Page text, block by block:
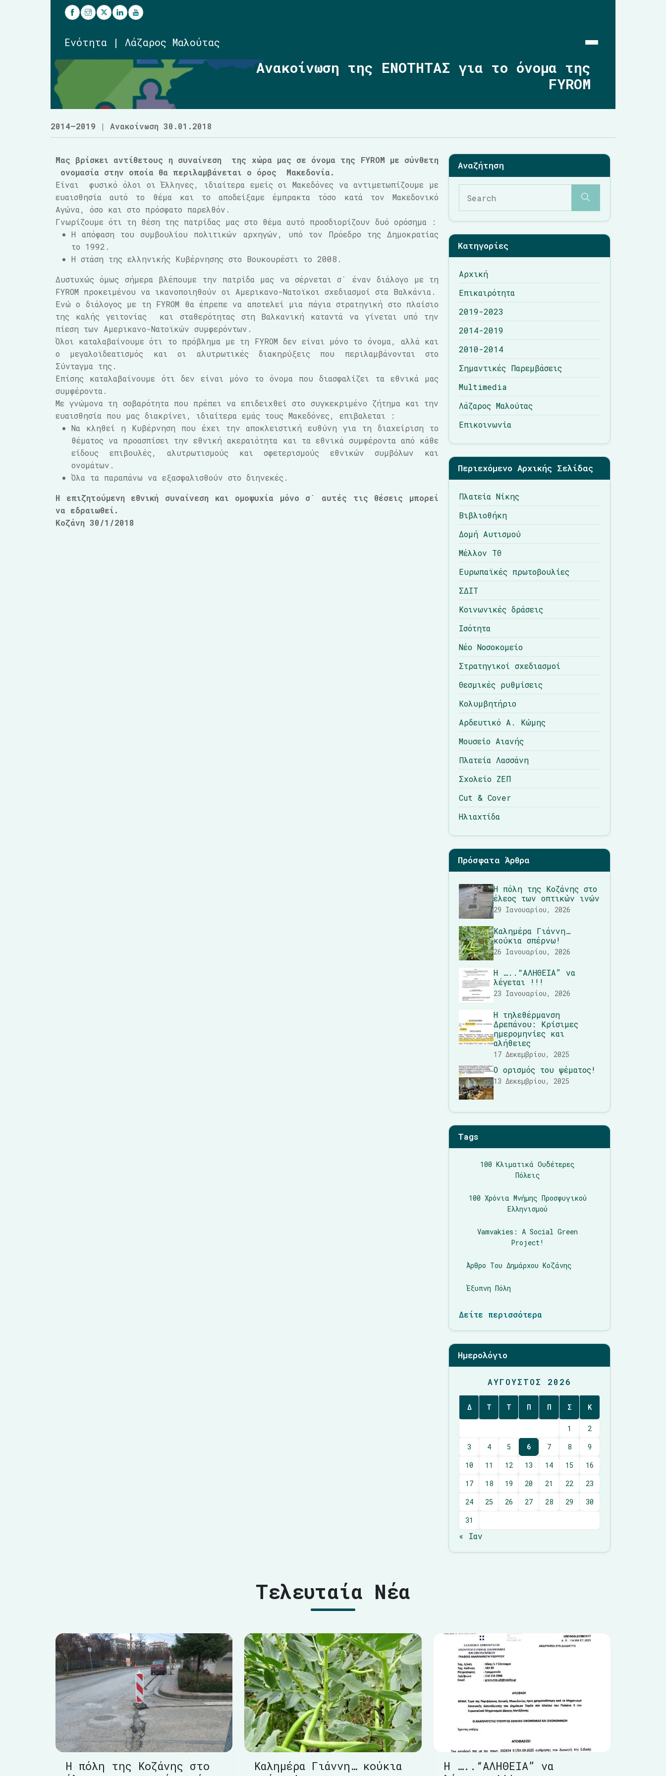
Ενότητα | Λάζαρος Μαλούτας
2019-2023
2014-2019
2010-2014
Σημαντικές Παρεμβάσεις
Multimedia
Λάζαρος Μαλούτας
Επικοινωνία
Ανακοίνωση της ΕΝΟΤΗΤΑΣ για το όνομα της
FYROM
2014–2019 | Ανακοίνωση 30.01.2018
Μας βρίσκει αντίθετους η συναίνεση της χώρα μας σε όνομα της FYROM με σύνθετη
ονομασία στην οποία θα περιλαμβάνεται ο όρος Μακεδονία.
Είναι φυσικό όλοι οι Έλληνες, ιδιαίτερα εμείς οι Μακεδόνες να αντιμετωπίζουμε με
ευαισθησία αυτό το θέμα και το αποδείξαμε έμπρακτα τόσο κατά τον Μακεδονικό
Αγώνα, όσο και στο πρόσφατο παρελθόν.
Γνωρίζουμε ότι τη θέση της πατρίδας μας στο θέμα αυτό προσδιορίζουν δυό ορόσημα :
Η απόφαση του συμβουλίου πολιτικών αρχηγών, υπό τον Πρόεδρο της Δημοκρατίας
το 1992.
Η στάση της ελληνικής Κυβέρνησης στο Βουκουρέστι το 2008.
Δυστυχώς όμως σήμερα βλέπουμε την πατρίδα μας να σέρνεται σ´ έναν διάλογο με τη
FYROM προκειμένου να ικανοποιηθούν οι Αμερικανο-Νατοϊκοι σχεδιασμοί στα Βαλκάνια.
Ενώ ο διάλογος με τη FYROM θα έπρεπε να αποτελεί μια πάγια στρατηγική στο πλαίσιο
της καλής γειτονίας και σταθερότητας στη Βαλκανική καταντά να γίνεται υπό την
πίεση των Αμερικανο-Νατοϊκών συμφερόντων.
Όλοι καταλαβαίνουμε ότι το πρόβλημα με τη FYROM δεν είναι μόνο το όνομα, αλλά και
ο μεγαλοϊδεατισμός και οι αλυτρωτικές διακηρύξεις που περιλαμβάνονται στο
Σύνταγμα της.
Επίσης καταλαβαίνουμε ότι δεν είναι μόνο το όνομα που διασφαλίζει τα εθνικά μας
συμφέροντα.
Με γνώμονα τη σοβαρότητα που πρέπει να επιδειχθεί στο συγκεκριμένο ζήτημα και την
ευαισθησία που μας διακρίνει, ιδιαίτερα εμάς τους Μακεδόνες, επιβαλεται :
Να κληθεί η Κυβέρνηση που έχει την αποκλειστική ευθύνη για τη διαχείριση το
θέματος να προασπίσει την εθνική ακεραιότητα και τα εθνικά συμφέροντα από κάθε
είδους επιβουλές, αλυτρωτισμούς και σφετερισμούς εθνικών συμβόλων και
ονομάτων.
Όλα τα παραπάνω να εξασφαλισθούν στο διηνεκές.
Η επιζητούμενη εθνική συναίνεση και ομοψυχία μόνο σ´ αυτές τις θέσεις μπορεί
να εδραιωθεί.
Κοζάνη 30/1/2018
Κατηγορίες
Αρχική
Επικαιρότητα
2019-2023
2014-2019
2010-2014
Σημαντικές Παρεμβάσεις
Multimedia
Λάζαρος Μαλούτας
Επικοινωνία
Περιεχόμενο Αρχικής Σελίδας
Πλατεία Νίκης
Βιβλιοθήκη
Δομή Αυτισμού
Μέλλον ΤΘ
Ευρωπαϊκές πρωτοβουλίες
ΣΔΙΤ
Κοινωνικές δράσεις
Ισότητα
Νέο Νοσοκομείο
Στρατηγικοί σχεδιασμοί
Θεσμικές ρυθμίσεις
Κολυμβητήριο
Αρδευτικό Α. Κώμης
Μουσείο Αιανής
Πλατεία Λασσάνη
Σχολείο ΖΕΠ
Cut & Cover
Ηλιαχτίδα
Πρόσφατα Άρθρα
Η πόλη της Κοζάνης στο
έλεος των οπτικών ινών
29 Ιανουαρίου, 2026
Καλημέρα Γιάννη…
κούκια σπέρνω!
26 Ιανουαρίου, 2026
Η …..“ΑΛΗΘΕΙΑ” να
λέγεται !!!
23 Ιανουαρίου, 2026
Η τηλεθέρμανση
Δρεπάνου: Κρίσιμες
ημερομηνίες και
αλήθειες
17 Δεκεμβρίου, 2025
Ο ορισμός του ψέματος!
13 Δεκεμβρίου, 2025
Tags
100 Κλιματικά Ουδέτερες
Πόλεις
100 Χρόνια Μνήμης Προσφυγικού
Ελληνισμού
Vamvakies: A Social Green
Project!
Άρθρο Του Δημάρχου Κοζάνης
Έξυπνη Πόλη
Δείτε περισσότερα
Ημερολόγιο
ΑΎΓΟΥΣΤΟΣ 2026
Δ Τ Τ Π Π Σ Κ
1
2
3
4 5 6 7 8
9
10
11 12 13 14 15
16
17
18 19 20 21 22
23
24
25 26 27 28 29
30
31
« Ιαν
Τελευταία Νέα
Η πόλη της Κοζάνης στο
Καλημέρα Γιάννη… κούκια
Η …..“ΑΛΗΘΕΙΑ” να